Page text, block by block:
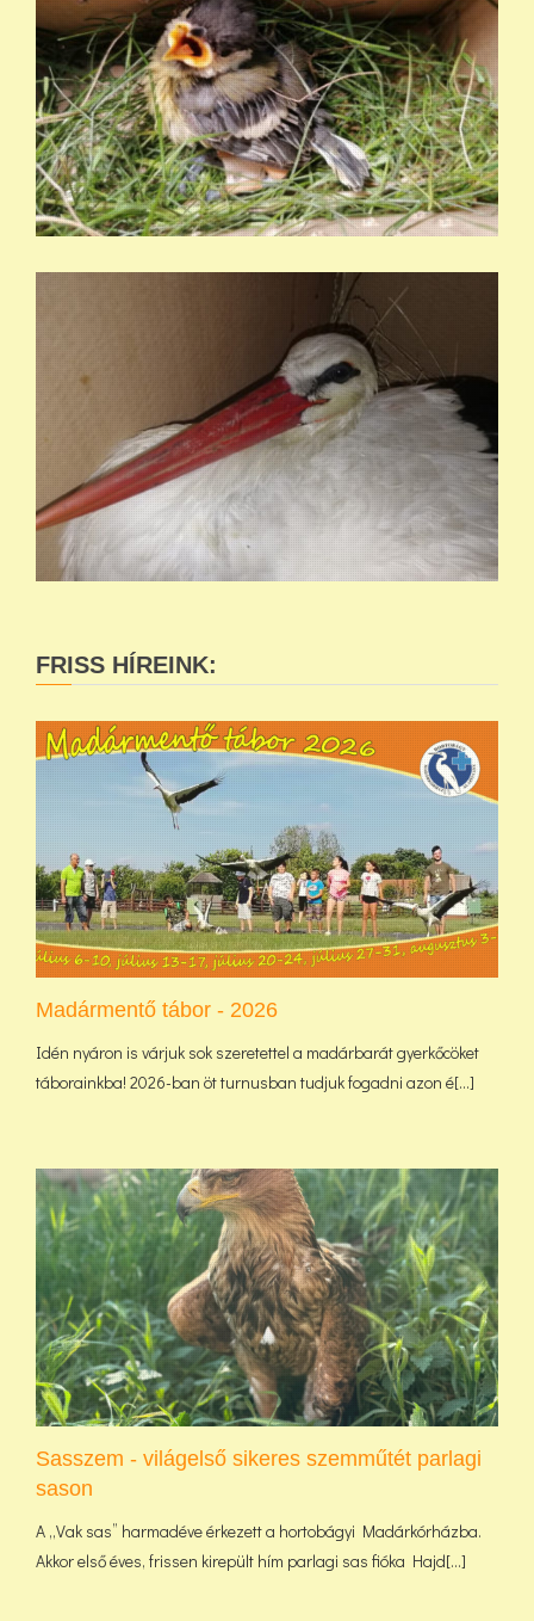
FRISS HÍREINK:
Madármentő tábor - 2026
Idén nyáron is várjuk sok szeretettel a madárbarát gyerkőcöket
táborainkba! 2026-ban öt turnusban tudjuk fogadni azon é[...]
Sasszem - világelső sikeres szemműtét parlagi
sason
A „Vak sas” harmadéve érkezett a hortobágyi Madárkórházba.
Akkor első éves, frissen kirepült hím parlagi sas fióka Hajd[...]